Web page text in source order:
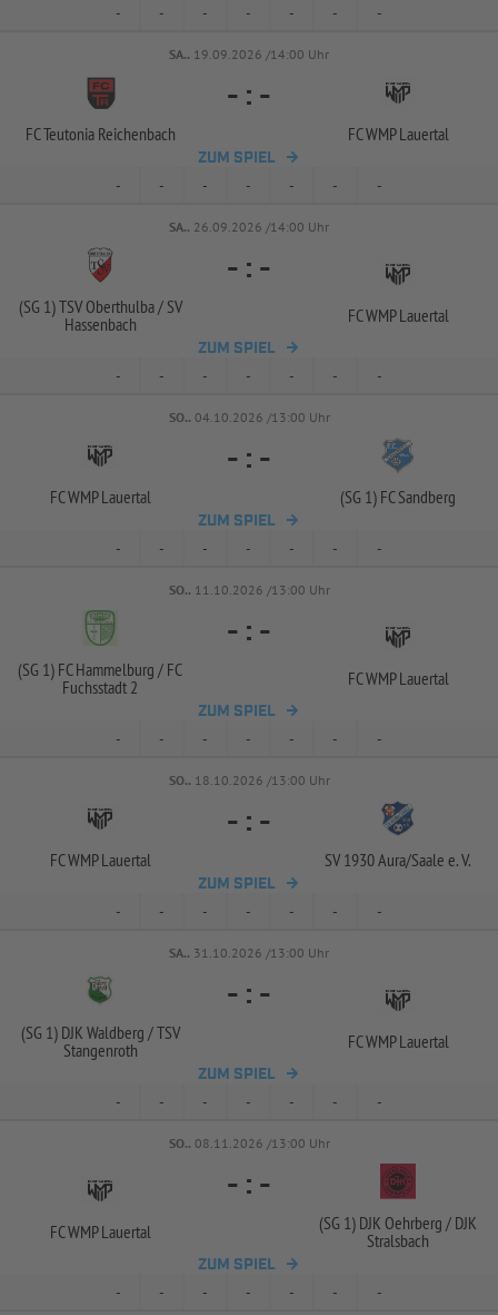
- - - - - - -
SA.. 19.09.2026 /14:00 Uhr
FC Teutonia Reichenbach
- : -
FC WMP Lauertal
ZUM SPIEL
- - - - - - -
SA.. 26.09.2026 /14:00 Uhr
(SG 1) TSV Oberthulba /SV
Hassenbach
- : -
FC WMP Lauertal
ZUM SPIEL
- - - - - - -
SO.. 04.10.2026 /13:00 Uhr
FC WMP Lauertal
- : -
(SG 1) FC Sandberg
ZUM SPIEL
- - - - - - -
SO.. 11.10.2026 /13:00 Uhr
(SG 1) FC Hammelburg / FC
Fuchsstadt 2
- : -
FC WMP Lauertal
ZUM SPIEL
- - - - - - -
SO.. 18.10.2026 /13:00 Uhr
FC WMP Lauertal
- : -
SV 1930 Aura/Saale e. V.
ZUM SPIEL
- - - - - - -
SA.. 31.10.2026 /13:00 Uhr
(SG 1) DJK Waldberg /TSV
Stangenroth
- : -
FC WMP Lauertal
ZUM SPIEL
- - - - - - -
SO.. 08.11.2026 /13:00 Uhr
FC WMP Lauertal
- : -
(SG 1) DJK Oehrberg / DJK
Stralsbach
ZUM SPIEL
- - - - - - -